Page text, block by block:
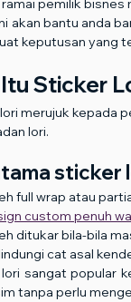
ramai pemilik
akan bantu anda
keputusan yang
Sticker
merujuk kepada
lori.
sticker
full wrap atau
custom penuh
ditukar bila-bila
cat asal
sangat popular
tanpa perlu